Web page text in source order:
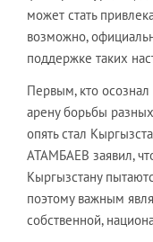
может стать
возможно,
поддержке таких
Первым, кто
арену борьбы
опять стал
АТАМБАЕВ заявил,
Кыргызстану
поэтому важным
собственной,